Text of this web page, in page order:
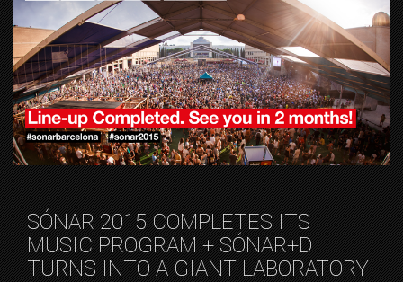
SÓNAR 2015 COMPLETES ITS
MUSIC PROGRAM + SÓNAR+D
TURNS INTO A GIANT LABORATORY